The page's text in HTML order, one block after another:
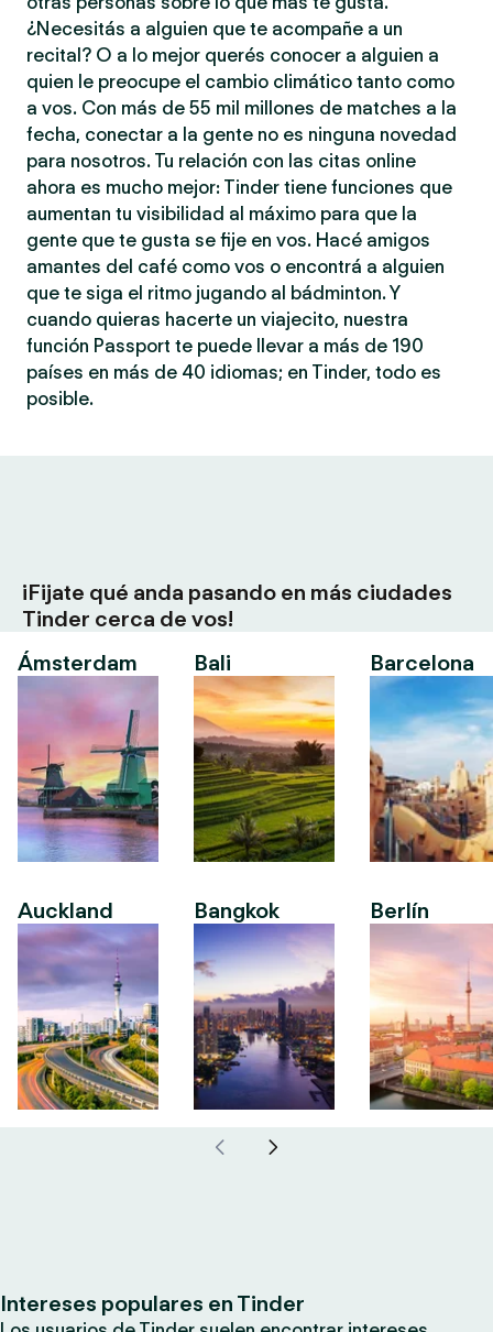
¿Necesitás a alguien que te acompañe a un
recital? O a lo mejor querés conocer a alguien a
quien le preocupe el cambio climático tanto como
a vos. Con más de 55 mil millones de matches a la
fecha, conectar a la gente no es ninguna novedad
para nosotros. Tu relación con las citas online
ahora es mucho mejor: Tinder tiene funciones que
aumentan tu visibilidad al máximo para que la
gente que te gusta se fije en vos. Hacé amigos
amantes del café como vos o encontrá a alguien
que te siga el ritmo jugando al bádminton. Y
cuando quieras hacerte un viajecito, nuestra
función Passport te puede llevar a más de 190
países en más de 40 idiomas; en Tinder, todo es
posible.
¡Fijate qué anda pasando en más ciudades
Tinder cerca de vos!
Ámsterdam
Auckland
Bali
Bangkok
Barcelona
Berlín
Intereses populares en Tinder